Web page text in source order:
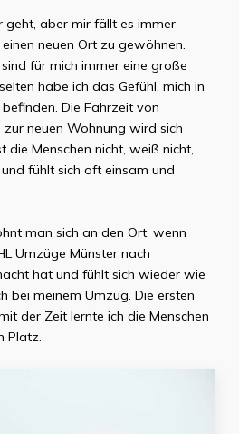
geht, aber mir fällt es immer
neuen Ort zu gewöhnen.
für mich immer eine große
habe ich das Gefühl, mich in
Die Fahrzeit von
zur neuen Wohnung wird sich
die Menschen nicht, weiß nicht,
fühlt sich oft einsam und
man sich an den Ort, wenn
Umzüge Münsternach
hat und fühlt sich wieder wie
bei meinem Umzug. Die ersten
der Zeit lernte ich die Menschen
Platz.